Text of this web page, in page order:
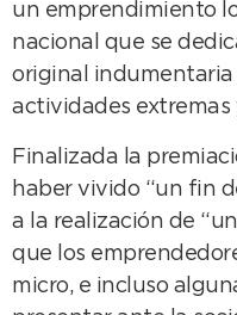
un emprendimiento
nacional que se
original
actividades extremas
Finalizada la
haber vivido “un fin
a la realización de
que los
micro, e incluso